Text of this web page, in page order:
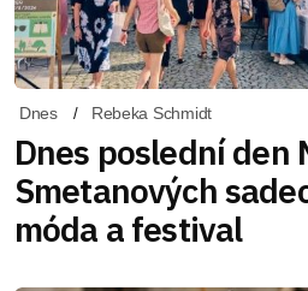
Dnes Rebeka Schmidt
Dnes poslední den
Smetanových
móda a festival